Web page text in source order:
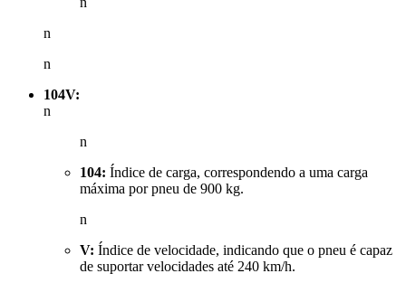
n
n
104V:
n
n
104: Índice de carga, correspondendo a uma carga
máxima por pneu de 900 kg.
n
V: Índice de velocidade, indicando que o pneu é capaz
de suportar velocidades até 240 km/h.